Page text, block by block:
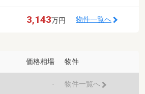
3,143万円 物件一覧へ
価格相場 物件
- 物件一覧へ